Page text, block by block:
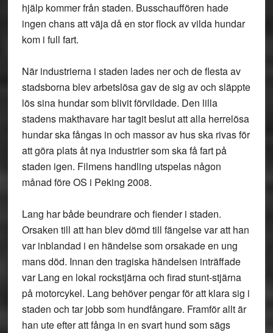
hjälp kommer från staden. Busschauffören hade
ingen chans att väja då en stor flock av vilda hundar
kom i full fart.
När industrierna i staden lades ner och de flesta av
stadsborna blev arbetslösa gav de sig av och släppte
lös sina hundar som blivit förvildade. Den lilla
stadens makthavare har tagit beslut att alla herrelösa
hundar ska fångas in och massor av hus ska rivas för
att göra plats åt nya industrier som ska få fart på
staden igen. Filmens handling utspelas någon
månad före OS i Peking 2008.
Lang har både beundrare och fiender i staden.
Orsaken till att han blev dömd till fängelse var att han
var inblandad i en händelse som orsakade en ung
mans död. Innan den tragiska händelsen inträffade
var Lang en lokal rockstjärna och firad stunt-stjärna
på motorcykel. Lang behöver pengar för att klara sig i
staden och tar jobb som hundfångare. Framför allt är
han ute efter att fånga in en svart hund som sägs